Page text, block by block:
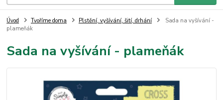
Úvod Tvoříme doma Plstění, vyšívání, šití, drhání
Sada na vyšívání -
plameňák
Sada na vyšívání - plameňák